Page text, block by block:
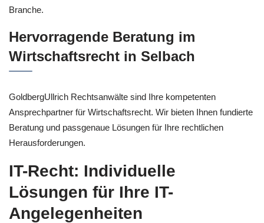
Branche.
Hervorragende Beratung im
Wirtschaftsrecht in Selbach
GoldbergUllrich Rechtsanwälte sind Ihre kompetenten
Ansprechpartner für Wirtschaftsrecht. Wir bieten Ihnen fundierte
Beratung und passgenaue Lösungen für Ihre rechtlichen
Herausforderungen.
IT-Recht: Individuelle
Lösungen für Ihre IT-
Angelegenheiten